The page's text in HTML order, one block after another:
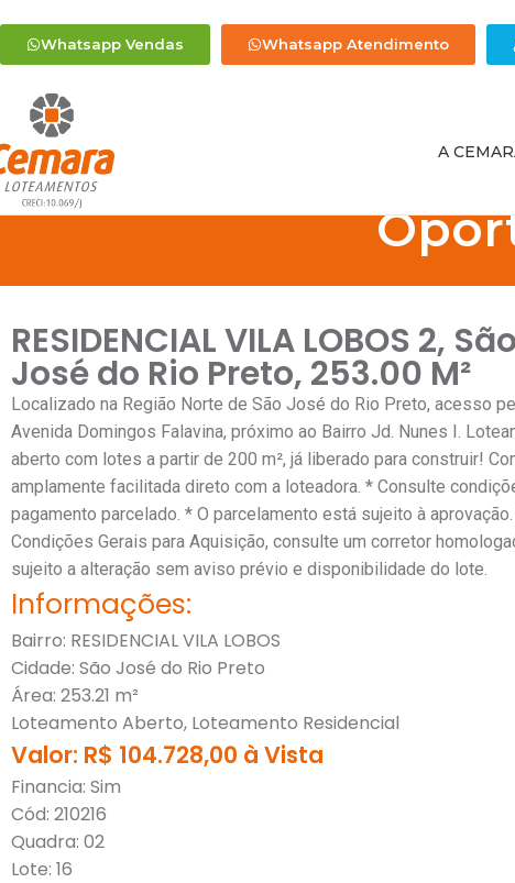
Whatsapp Vendas Whatsapp Atendimento
A
RESIDENCIAL VILA LOBOS 2, São
José do Rio Preto, 253.00 M²
Localizado na Região Norte de São José do Rio Preto, acesso
Avenida Domingos Falavina, próximo ao Bairro Jd. Nunes I.
aberto com lotes a partir de 200 m², já liberado para construir!
amplamente facilitada direto com a loteadora. * Consulte
pagamento parcelado. * O parcelamento está sujeito à
Condições Gerais para Aquisição, consulte um corretor
sujeito a alteração sem aviso prévio e disponibilidade do lote.
Informações:
Bairro: RESIDENCIAL VILA LOBOS
Cidade: São José do Rio Preto
Área: 253.21 m²
Loteamento Aberto, Loteamento Residencial
Valor: R$ 104.728,00 à Vista
Financia: Sim
Cód: 210216
Quadra: 02
Lote: 16